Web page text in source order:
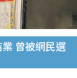
曾被網民選